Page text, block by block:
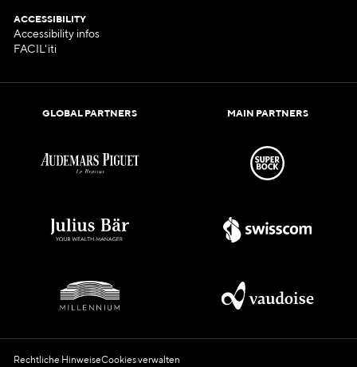
ACCESSIBILITY
Accessibility infos
FACIL'iti
GLOBAL PARTNERS MAIN PARTNERS
Rechtliche HinweiseCookies verwalten